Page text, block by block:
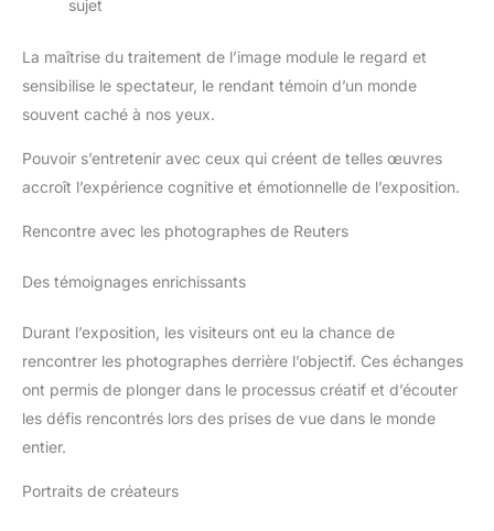
sujet
La maîtrise du traitement de l’image module le regard et
sensibilise le spectateur, le rendant témoin d’un monde
souvent caché à nos yeux.
Pouvoir s’entretenir avec ceux qui créent de telles œuvres
accroît l’expérience cognitive et émotionnelle de l’exposition.
Rencontre avec les photographes de Reuters
Des témoignages enrichissants
Durant l’exposition, les visiteurs ont eu la chance de
rencontrer les photographes derrière l’objectif. Ces échanges
ont permis de plonger dans le processus créatif et d’écouter
les défis rencontrés lors des prises de vue dans le monde
entier.
Portraits de créateurs